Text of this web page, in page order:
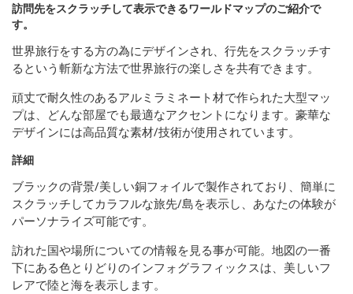
訪問先をスクラッチして表示できるワールドマップのご紹介で
す。
世界旅行をする方の為にデザインされ、行先をスクラッチす
るという斬新な方法で世界旅行の楽しさを共有できます。
頑丈で耐久性のあるアルミラミネート材で作られた大型マッ
プは、どんな部屋でも最適なアクセントになります。豪華な
デザインには高品質な素材/技術が使用されています。
詳細
ブラックの背景/美しい銅フォイルで製作されており、簡単に
スクラッチしてカラフルな旅先/島を表示し、あなたの体験が
パーソナライズ可能です。
訪れた国や場所についての情報を見る事が可能。地図の一番
下にある色とりどりのインフォグラフィックスは、美しいフ
レアで陸と海を表示します。